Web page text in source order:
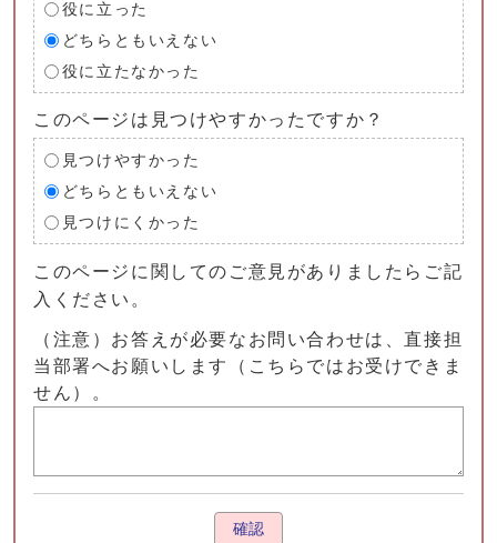
役に立った
どちらともいえない
役に立たなかった
このページは見つけやすかったですか？
見つけやすかった
どちらともいえない
見つけにくかった
このページに関してのご意見がありましたらご記
入ください。
（注意）お答えが必要なお問い合わせは、直接担
当部署へお願いします（こちらではお受けできま
せん）。
確認